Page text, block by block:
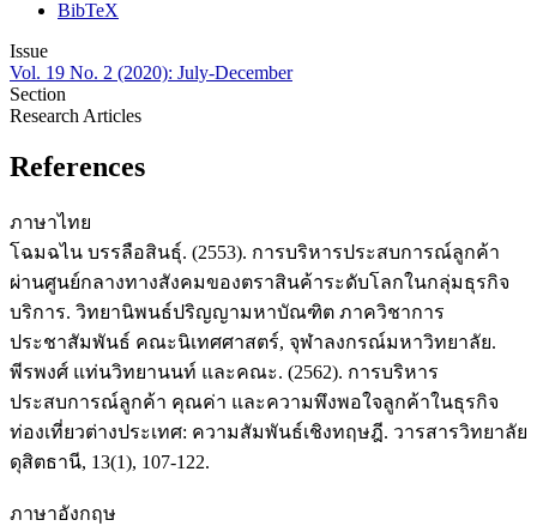
BibTeX
Issue
Vol. 19 No. 2 (2020): July-December
Section
Research Articles
References
ภาษาไทย
โฉมฉไน บรรลือสินธุ์. (2553). การบริหารประสบการณ์ลูกค้า
ผ่านศูนย์กลางทางสังคมของตราสินค้าระดับโลกในกลุ่มธุรกิจ
บริการ. วิทยานิพนธ์ปริญญามหาบัณฑิต ภาควิชาการ
ประชาสัมพันธ์ คณะนิเทศศาสตร์, จุฬาลงกรณ์มหาวิทยาลัย.
พีรพงศ์ แท่นวิทยานนท์ และคณะ. (2562). การบริหาร
ประสบการณ์ลูกค้า คุณค่า และความพึงพอใจลูกค้าในธุรกิจ
ท่องเที่ยวต่างประเทศ: ความสัมพันธ์เชิงทฤษฎี. วารสารวิทยาลัย
ดุสิตธานี, 13(1), 107-122.
ภาษาอังกฤษ